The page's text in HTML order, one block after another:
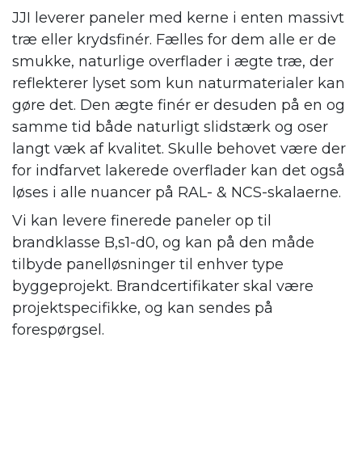
JJI leverer paneler med kerne i enten massivt
træ eller krydsfinér. Fælles for dem alle er de
smukke, naturlige overflader i ægte træ, der
reflekterer lyset som kun naturmaterialer kan
gøre det. Den ægte finér er desuden på en og
samme tid både naturligt slidstærk og oser
langt væk af kvalitet. Skulle behovet være der
for indfarvet lakerede overflader kan det også
løses i alle nuancer på RAL- & NCS-skalaerne.
Vi kan levere finerede paneler op til
brandklasse B,s1-d0, og kan på den måde
tilbyde panelløsninger til enhver type
byggeprojekt. Brandcertifikater skal være
projektspecifikke, og kan sendes på
forespørgsel.